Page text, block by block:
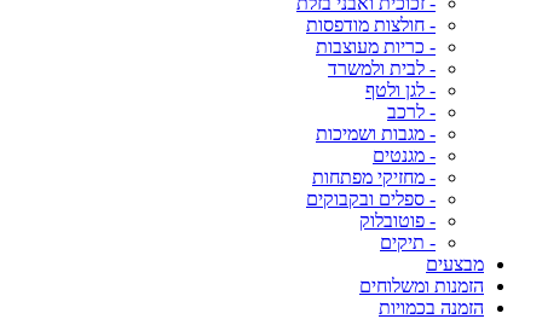
- חולצות מודפסות
- כריות מעוצבות
- לבית ולמשרד
- לגן ולטף
- לרכב
- מגבות ושמיכות
- מגנטים
- מחזיקי מפתחות
- ספלים ובקבוקים
- פוטובלוק
- תיקים
מבצעים
הזמנות ומשלוחים
הזמנה בכמויות